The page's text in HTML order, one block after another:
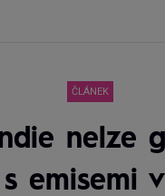
ČLÁNEK
nelze
emisemi